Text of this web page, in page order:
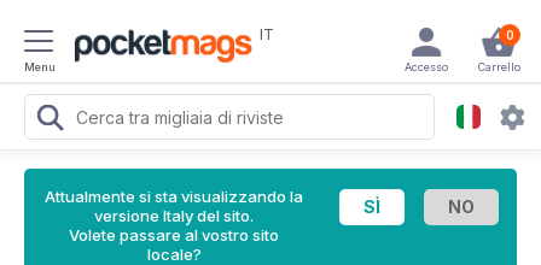
Menu
IT 0
Carrello
Accesso
Attualmente si sta visualizzando la
versione Italy del sito.
Volete passare al vostro sito
locale?